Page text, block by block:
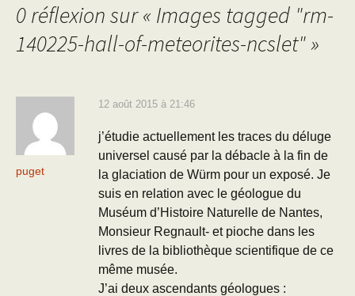
0 réflexion sur « Images tagged "rm-
140225-hall-of-meteorites-ncslet"»
puget
12 août 2015 à 21:46
j’étudie actuellement les traces du déluge
universel causé par la débacle à la fin de
la glaciation de Würm pour un exposé. Je
suis en relation avec le géologue du
Muséum d’Histoire Naturelle de Nantes,
Monsieur Regnault- et pioche dans les
livres de la bibliothèque scientifique de ce
même musée.
J’ai deux ascendants géologues :